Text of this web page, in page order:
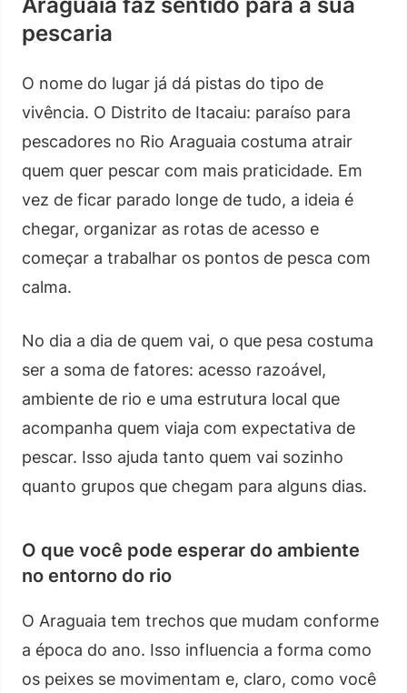
pescaria
O nome do lugar já dá pistas do tipo de
vivência. O Distrito de Itacaiu: paraíso para
pescadores no Rio Araguaia costuma atrair
quem quer pescar com mais praticidade. Em
vez de ficar parado longe de tudo, a ideia é
chegar, organizar as rotas de acesso e
começar a trabalhar os pontos de pesca com
calma.
No dia a dia de quem vai, o que pesa costuma
ser a soma de fatores: acesso razoável,
ambiente de rio e uma estrutura local que
acompanha quem viaja com expectativa de
pescar. Isso ajuda tanto quem vai sozinho
quanto grupos que chegam para alguns dias.
O que você pode esperar do ambiente
no entorno do rio
O Araguaia tem trechos que mudam conforme
a época do ano. Isso influencia a forma como
os peixes se movimentam e, claro, como você